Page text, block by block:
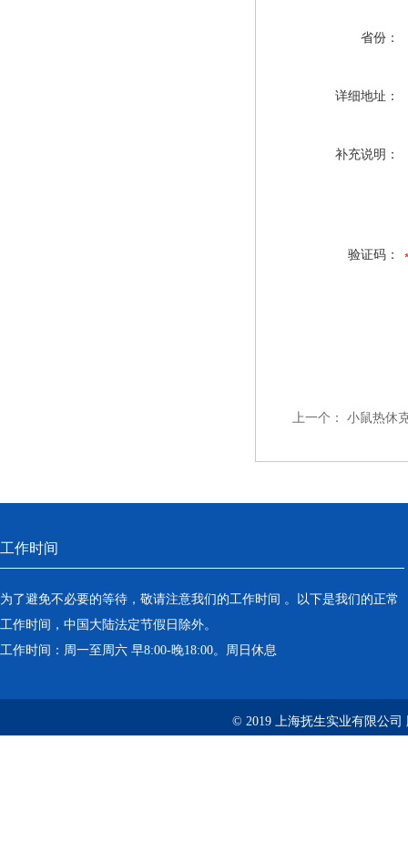
省份：
详细地址：
补充说明：
验证码：
上一个： 小鼠热休
工作时间
为了避免不必要的等待，敬请注意我们的工作时间 。以下是我们的正常
工作时间，中国大陆法定节假日除外。
工作时间：周一至周六 早8:00-晚18:00。周日休息
© 2019 上海抚生实业有限公司